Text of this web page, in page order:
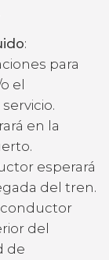
:
para
el
en la
esperará
del tren.
conductor
del
de